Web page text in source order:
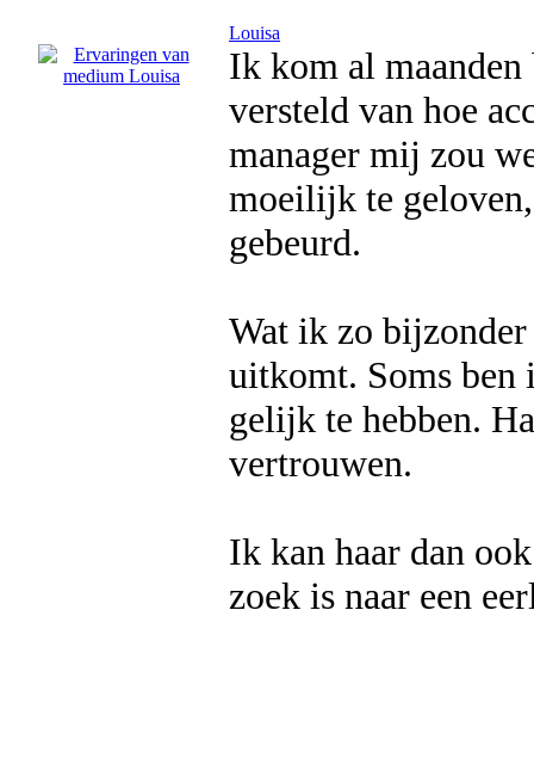
Louisa
Ik kom al
versteld van hoe
manager mij zou
moeilijk te
gebeurd.
Wat ik zo
uitkomt. Soms ben
gelijk te hebben.
vertrouwen.
Ik kan haar dan
zoek is naar een